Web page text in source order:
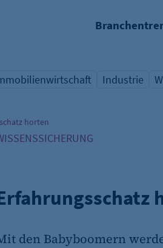
Übersicht
Industrie
horten
den Babyboomern